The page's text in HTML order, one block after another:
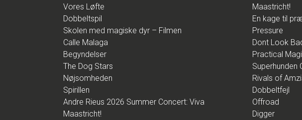
Vores Løfte
Dobbeltspil
Skolen med magiske dyr – Filmen
Calle Malaga
Begyndelser
The Dog Stars
Nøjsomheden
Spirillen
Andre Rieus 2026 Summer Concert: Viva
Maastricht!
Maastricht!
En kage til
Pressure
Dont Look
Practical
Superhunden
Rivals of
Dobbeltfejl
Offroad
Digger